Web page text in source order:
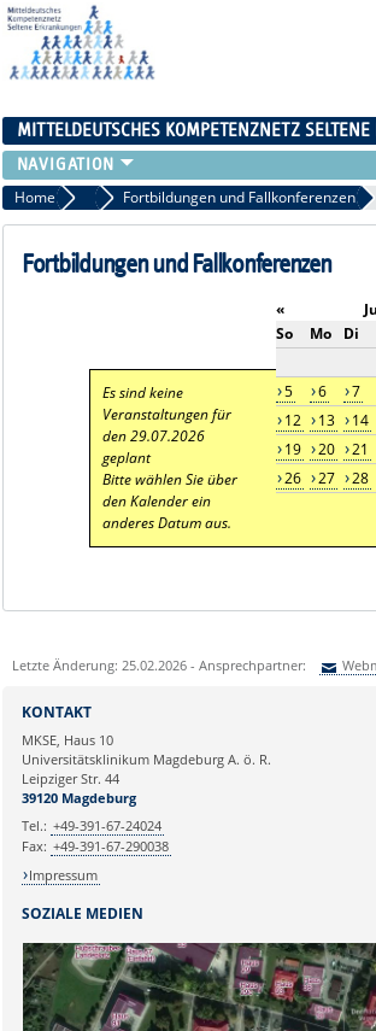
MITTELDEUTSCHES KOMPETENZNETZ
ÜBERSICHT
A-ZENTRUM
FACHZENTREN
AKTUELLES
Home AktuellesFortbildungen und Fallkonferenzen
Fortbildungen und Fallkonferenzen
«
So
Mo Di
5
6 7
12
13 14
19
20 21
26
27 28
Es sind keine
Veranstaltungen für
den 29.07.2026
geplant
Bitte wählen Sie über
den Kalender ein
anderes Datum aus.
Letzte Änderung: 25.02.2026 - Ansprechpartner:
Ihre E-Mailadresse:
Ihr Anliegen:
SOZIALE MEDIEN
KONTAKT
MKSE, Haus 10
Universitätsklinikum Magdeburg A. ö. R.
Leipziger Str. 44
39120 Magdeburg
Tel.: +49-391-67-24024
Fax: +49-391-67-290038
Impressum